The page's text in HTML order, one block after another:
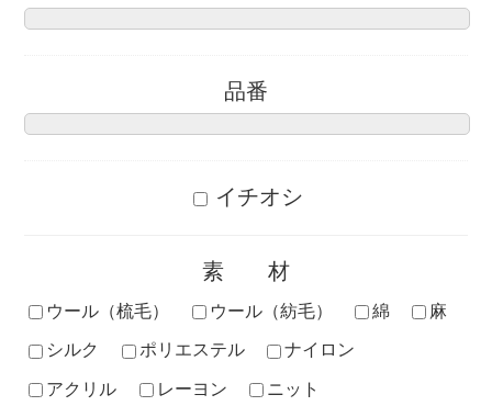
品番
イチオシ
素材
ウール（梳毛） ウール（紡毛） 綿
麻
シルク
ポリエステル
ナイロン
アクリル
レーヨン
ニット